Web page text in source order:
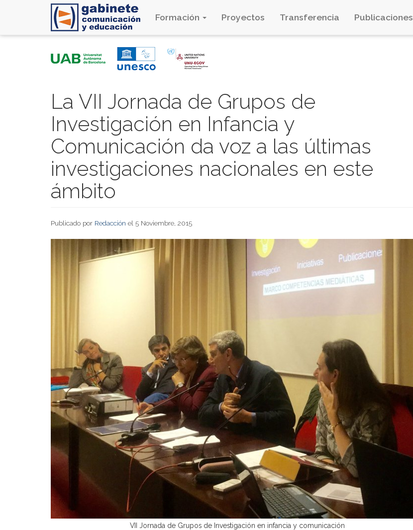
Formación Proyectos Transferencia Publicaciones
La VII Jornada de Grupos de
Investigación en Infancia y
Comunicación da voz a las últimas
investigaciones nacionales en este
ámbito
Publicado por Redacción el 5 Noviembre, 2015
VII Jornada de Grupos de Investigación en infancia y comunicación